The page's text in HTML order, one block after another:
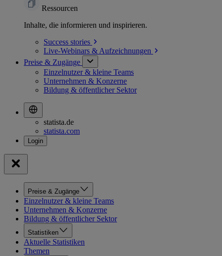
Ressourcen
Inhalte, die informieren und inspirieren.
Success stories
Live-Webinars & Aufzeichnungen
Preise & Zugänge
Einzelnutzer & kleine Teams
Unternehmen & Konzerne
Bildung & öffentlicher Sektor
statista.de
statista.com
Preise & Zugänge
Einzelnutzer & kleine Teams
Unternehmen & Konzerne
Bildung & öffentlicher Sektor
Statistiken
Aktuelle Statistiken
Themen